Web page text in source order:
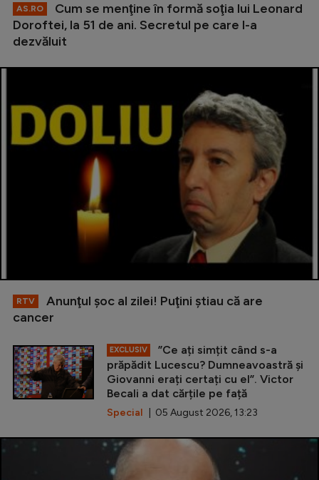
AS.RO
Cum se menţine în formă soţia lui Leonard
Doroftei, la 51 de ani. Secretul pe care l-a
dezvăluit
RTV
Anunţul şoc al zilei! Puţini ştiau că are
cancer
EXCLUSIV
”Ce ați simțit când s-a
prăpădit Lucescu? Dumneavoastră și
Giovanni erați certați cu el”. Victor
Becali a dat cărțile pe față
Special | 05 August 2026, 13:23